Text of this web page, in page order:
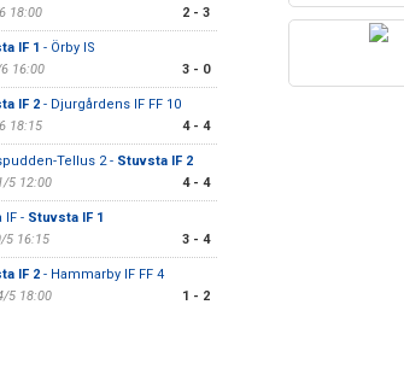
18:00
2 - 3
IF 1 - Örby IS
16:00
3 - 0
IF 2- Djurgårdens IF FF 10
18:15
4 - 4
Tellus 2 - Stuvsta IF 2
5 12:00
4 - 4
IF - Stuvsta IF 1
5 16:15
3 - 4
IF 2- Hammarby IF FF 4
5 18:00
1 - 2